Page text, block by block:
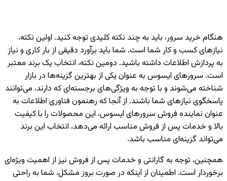
هنگام خرید سرور، باید به چند نکته کلیدی توجه کنید. اولین نکته،
نیازهای کسب و کار شما است. شما باید برآورد دقیقی از بار کاری و نیاز
به پردازش اطلاعات داشته باشید. دومین نکته، انتخاب یک برند معتبر
است. سرورهای ایسوس به عنوان یکی از بهترین گزینه‌ها در بازار
شناخته می‌شوند و با توجه به ویژگی‌های برجسته‌ای که دارند، می‌توانند
پاسخگوی نیازهای شما باشند. از آنجا که رهنمون فناوری اطلاعات به
عنوان نماینده فروش سرورهای ایسوس، این محصولات را با کیفیت
بالا و خدمات پس از فروش مناسب ارائه می‌دهد، انتخاب این برند
می‌تواند گزینه‌ای مناسب باشد.
همچنین، توجه به گارانتی و خدمات پس از فروش نیز از اهمیت ویژه‌ای
برخوردار است. اطمینان از اینکه در صورت بروز مشکل، شما به راحتی